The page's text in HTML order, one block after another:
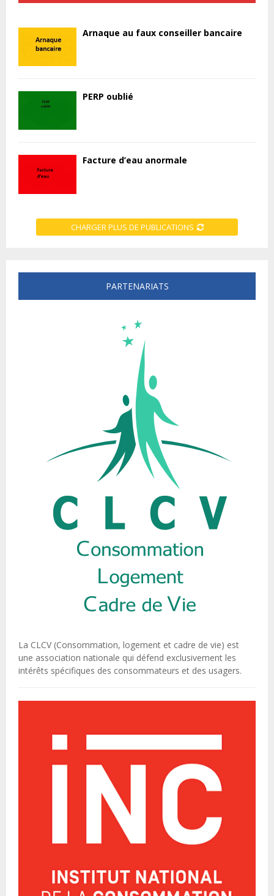
Arnaque au faux conseiller bancaire
PERP oublié
Facture d’eau anormale
CHARGER PLUS DE PUBLICATIONS
PARTENARIATS
La CLCV (Consommation, logement et cadre de vie) est
une association nationale qui défend exclusivement les
intérêts spécifiques des consommateurs et des usagers.